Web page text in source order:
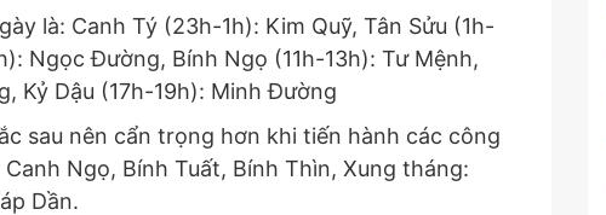
là: Canh Tý (23h-1h): Kim Quỹ, Tân Sửu (1h-
Ngọc Đường, Bính Ngọ (11h-13h): Tư Mệnh,
Kỷ Dậu (17h-19h): Minh Đường
sau nên cẩn trọng hơn khi tiến hành các công
Ngọ, Bính Tuất, Bính Thìn, Xung tháng:
Dần.